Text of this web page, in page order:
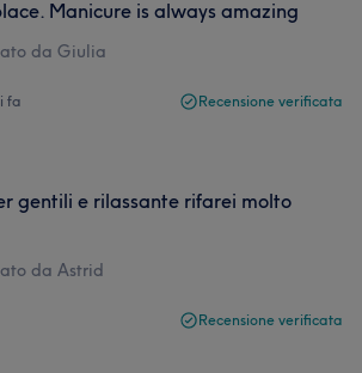
Manicure is always amazing
da Giulia
fa Recensione verificata
gentili e rilassante rifarei molto
da Astrid
Recensione verificata